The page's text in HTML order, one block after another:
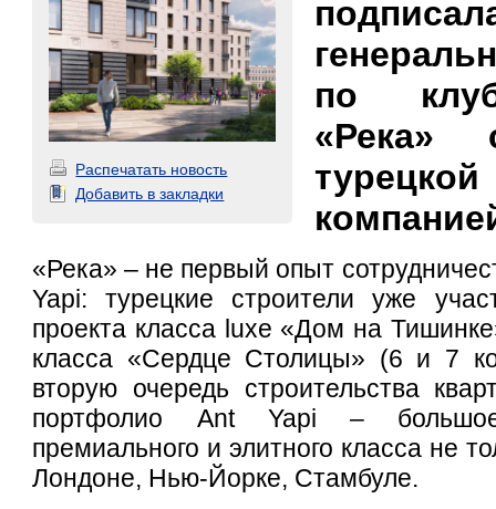
Распечатать новость
Добавить в закладки
по
«Река»
турецкой
«Река» – не первый опыт
Yapi: турецкие строители уже
проекта класса luxe «Дом на
класса «Сердце Столицы» (6 и 7
вторую очередь строительства
портфолио Ant Yapi –
премиального и элитного класса не
Лондоне, Нью-Йорке, Стамбуле.